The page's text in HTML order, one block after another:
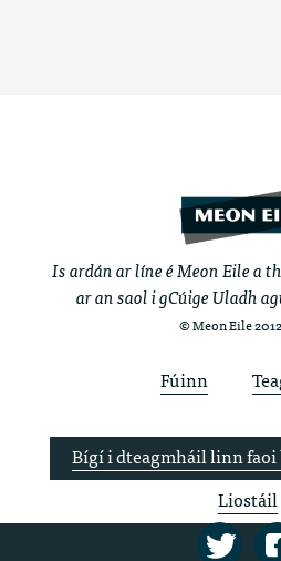
Is ardán ar líne é Meon Eile a
ar an saol i gCúige Uladh
© Meon Eile
Fúinn
Bígí i dteagmháil linn faoi
Liostáil